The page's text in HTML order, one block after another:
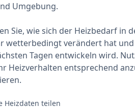
Umgebung.
Sie, wie sich der Heizbedarf in
wetterbedingt verändert hat und
Tagen entwickeln wird.
Heizverhalten entsprechend
Heizdaten teilen